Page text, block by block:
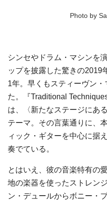
Photo by
シンセやドラム・マシンを
ップを披露した驚きの2019
1年。早くもスティーヴン
た。『Traditional
は、〈新たなステージにあ
テーマ。その言葉通りに、
ィック・ギターを中心に据
奏でている。
とはいえ、彼の音楽特有の
地の楽器を使ったストレン
ン・デュールからボニー・